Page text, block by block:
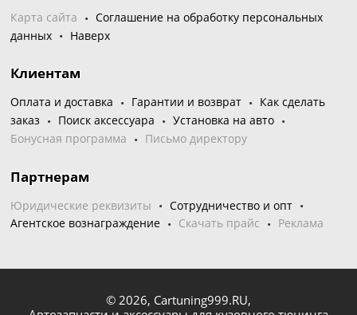
Карта сайта
Соглашение на обработку персональных
данных
Наверх
Клиентам
Оплата и доставка Гарантии и возврат
Как сделать
заказ
Поиск аксессуара
Установка на авто
Бонусная программа
Письмо директору
Партнерам
Юридические реквизиты
Сотрудничество и опт
Агентское вознаграждение
Скачать прайс Реклама
© 2026, Cartuning999.RU,